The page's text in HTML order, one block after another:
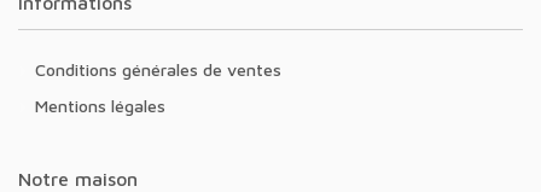
Conditions générales de ventes
Mentions légales
Notre maison